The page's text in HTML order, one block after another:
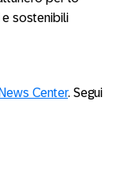
sostenibili
Center. Segui